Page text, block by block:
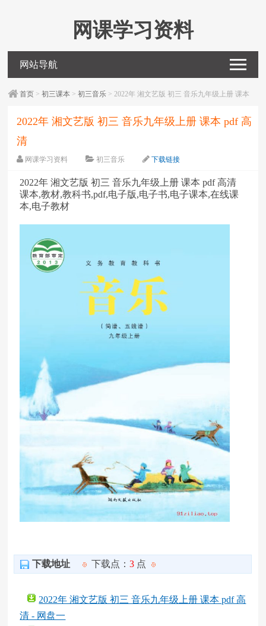
网课学习资料
网站导航
首页 >初三课本 >初三音乐 > 2022年 湘文艺版 初三 音乐九年级上册 课本
2022年 湘文艺版 初三 音乐九年级上册 课本 pdf 高
清
网课学习资料 初三音乐
下载链接
2022年 湘文艺版 初三 音乐九年级上册 课本 pdf 高清
课本,教材,教科书,pdf,电子版,电子书,电子课本,在线课
本,电子教材
下载地址 下载点：3 点
2022年 湘文艺版 初三 音乐九年级上册 课本 pdf 高
清 - 网盘一